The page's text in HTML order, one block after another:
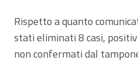
Rispetto a quanto
stati eliminati 8 casi,
non confermati dal